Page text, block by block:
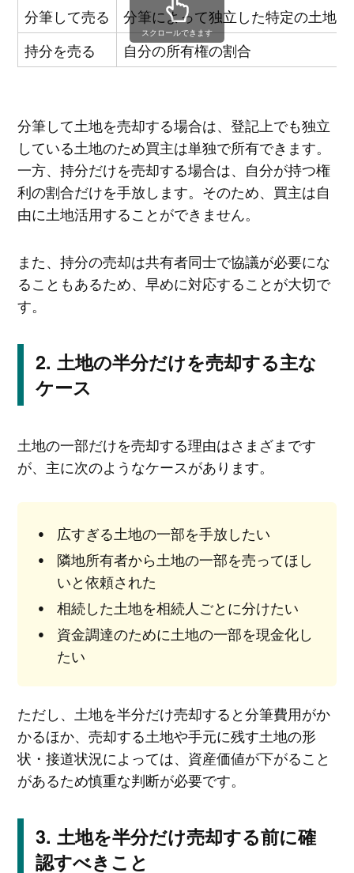
分筆して売る
分筆によって独立した特定の土地
持分を売る
自分の所有権の割合
スクロールできます
分筆して土地を売却する場合は、登記上でも独立
している土地のため買主は単独で所有できます。
一方、持分だけを売却する場合は、自分が持つ権
利の割合だけを手放します。そのため、買主は自
由に土地活用することができません。
また、持分の売却は共有者同士で協議が必要にな
ることもあるため、早めに対応することが大切で
す。
土地の半分だけを売却する主な
ケース
土地の一部だけを売却する理由はさまざまです
が、主に次のようなケースがあります。
広すぎる土地の一部を手放したい
隣地所有者から土地の一部を売ってほし
いと依頼された
相続した土地を相続人ごとに分けたい
資金調達のために土地の一部を現金化し
たい
ただし、土地を半分だけ売却すると分筆費用がか
かるほか、売却する土地や手元に残す土地の形
状・接道状況によっては、資産価値が下がること
があるため慎重な判断が必要です。
土地を半分だけ売却する前に確
認すべきこと